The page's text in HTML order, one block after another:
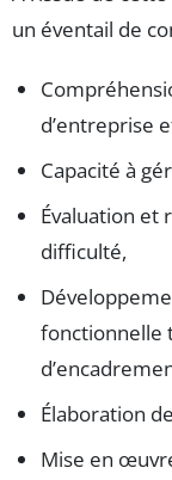
un éventail de
d’entreprise
Capacité à
Évaluation et
difficulté,
fonctionnelle
Élaboration de
Mise en